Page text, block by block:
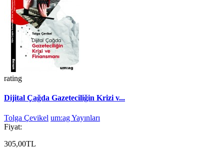
rating
Dijital Çağda Gazeteciliğin Krizi v...
Tolga Çevikel um:ag Yayınları
Fiyat:
305,00TL